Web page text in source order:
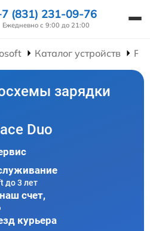
(831) 231-09-76
Ежедневно с 9:00 до 21:00
Каталог устройств
зарядки
Duo
до 3 лет
счет,
курьера